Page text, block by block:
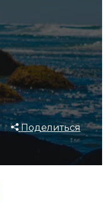
Поделиться